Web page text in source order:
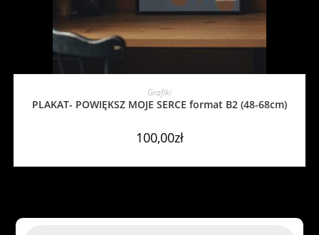
DODAJ DO KOSZYKA
Grafiki
PLAKAT- POWIĘKSZ MOJE SERCE format B2 (48-68cm)
100,00zł